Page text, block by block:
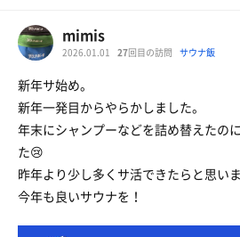
mimis
2026.01.01 27回目の訪問 サウナ飯
新年サ始め。
新年一発目からやらかしました。
年末にシャンプーなどを詰め替えたの
た😢
昨年より少し多くサ活できたらと思いま
今年も良いサウナを！